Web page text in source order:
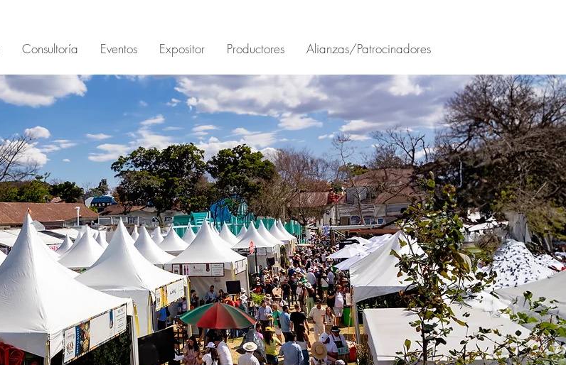
Consultoría Eventos Expositor Productores Alianzas/Patrocinadores